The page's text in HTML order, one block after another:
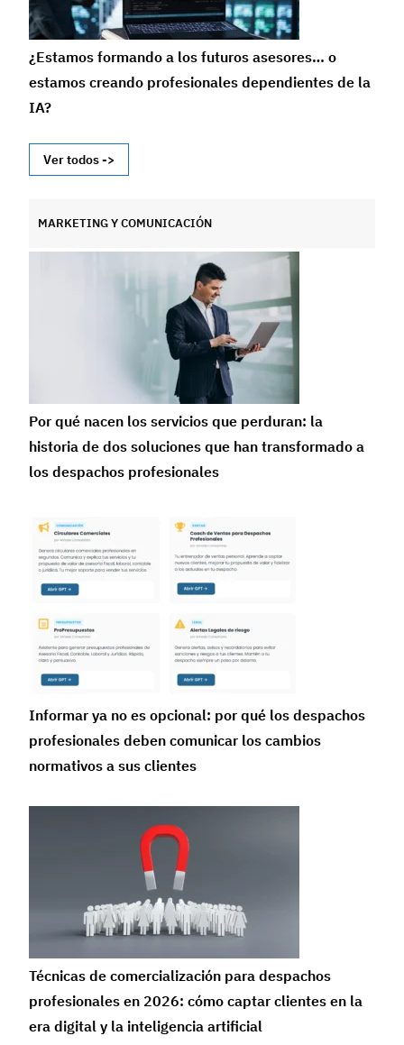
¿Estamos formando a los futuros asesores… o
estamos creando profesionales dependientes de la
IA?
Ver todos ->
MARKETING Y COMUNICACIÓN
Por qué nacen los servicios que perduran: la
historia de dos soluciones que han transformado a
los despachos profesionales
Informar ya no es opcional: por qué los despachos
profesionales deben comunicar los cambios
normativos a sus clientes
Técnicas de comercialización para despachos
profesionales en 2026: cómo captar clientes en la
era digital y la inteligencia artificial